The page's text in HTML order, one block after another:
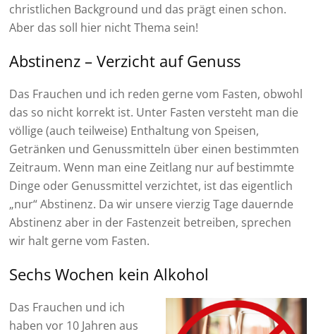
christlichen Background und das prägt einen schon.
Aber das soll hier nicht Thema sein!
Abstinenz – Verzicht auf Genuss
Das Frauchen und ich reden gerne vom Fasten, obwohl
das so nicht korrekt ist. Unter Fasten versteht man die
völlige (auch teilweise) Enthaltung von Speisen,
Getränken und Genussmitteln über einen bestimmten
Zeitraum. Wenn man eine Zeitlang nur auf bestimmte
Dinge oder Genussmittel verzichtet, ist das eigentlich
„nur“ Abstinenz. Da wir unsere vierzig Tage dauernde
Abstinenz aber in der Fastenzeit betreiben, sprechen
wir halt gerne vom Fasten.
Sechs Wochen kein Alkohol
Das Frauchen und ich
haben vor 10 Jahren aus